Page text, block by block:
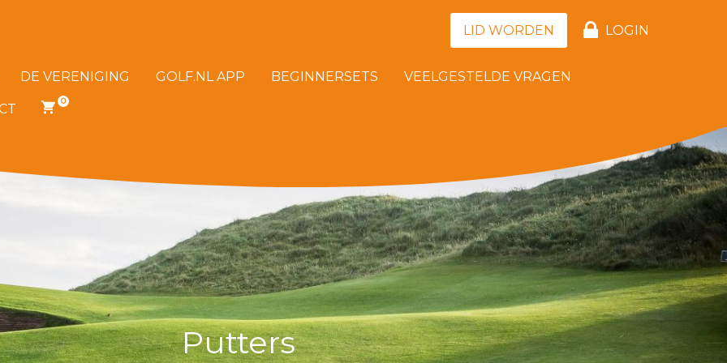
LID WORDEN LOGIN
DE VERENIGING GOLF.NL APP BEGINNERSETS VEELGESTELDE VRAGEN
0
0
Putters